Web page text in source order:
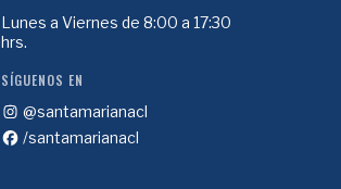
Lunes a Viernes de 8:00 a 17:30
hrs.
SÍGUENOS EN
@santamarianacl
/santamarianacl